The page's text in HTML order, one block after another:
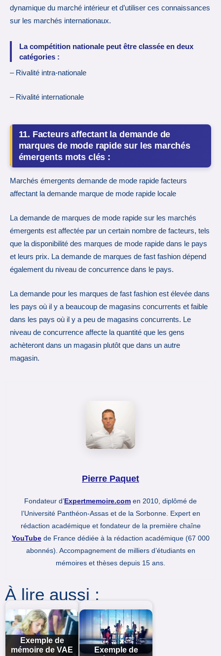
dynamique du marché intérieur et d’utiliser ces connaissances
sur les marchés internationaux.
La compétition nationale peut être classée en deux
catégories :
– Rivalité intra-nationale
– Rivalité internationale
11. Facteurs affectant la demande de
marques de mode rapide sur les marchés
émergents mots clés :
Marchés émergents demande de mode rapide facteurs
affectant la demande marque de mode rapide locale
La demande de marques de mode rapide sur les marchés
émergents est affectée par un certain nombre de facteurs, tels
que la disponibilité des marques de mode rapide dans le pays
et leurs prix. La demande de marques de fast fashion dépend
également du niveau de concurrence dans le pays.
La demande pour les marques de fast fashion est élevée dans
les pays où il y a beaucoup de magasins concurrents et faible
dans les pays où il y a peu de magasins concurrents. Le
niveau de concurrence affecte la quantité que les gens
achèteront dans un magasin plutôt que dans un autre
magasin.
Pierre Paquet
Fondateur d’Expertmemoire.com en 2010, diplômé de
l’Université Panthéon-Assas et de la Sorbonne. Expert en
rédaction académique et fondateur de la première chaîne
YouTubede France dédiée à la rédaction académique (67 000
abonnés). Accompagnement de milliers d’étudiants en
mémoires et thèses depuis 15 ans.
À lire aussi :
Exemple de
mémoire de VAE
Exemple de